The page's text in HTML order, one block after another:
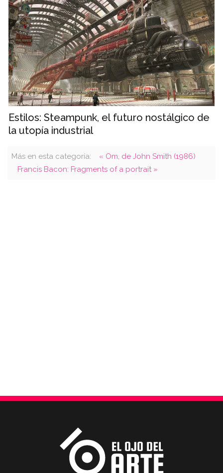
Estilos: Steampunk, el futuro nostálgico de
la utopía industrial
Más en esta categoría:
« Om, de John Smith (1986)
Francis Bacon: Fragments of a portrait »